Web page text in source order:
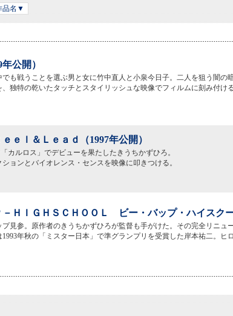
品名▼
公開）
も戦うことを選ぶ男と女に竹中直人と小泉今日子。二人を狙う闇の
独特の乾いたタッチとスタイリッシュな映像でフィルムに刻み付け
ｅｌ＆Ｌｅａｄ（1997年公開）
カルロス」でデビューを果たしたきうちかずひろ。
ョンとバイオレンス・センスを映像に叩きつける。
－ＨＩＧＨＳＣＨＯＯＬ ビー・バップ・ハイスクー
プ見参。原作者のきうちかずひろが監督も手がけた。その完全リニュ
年秋の「ミスター日本」で準グランプリを受賞した岸本祐二。ヒ